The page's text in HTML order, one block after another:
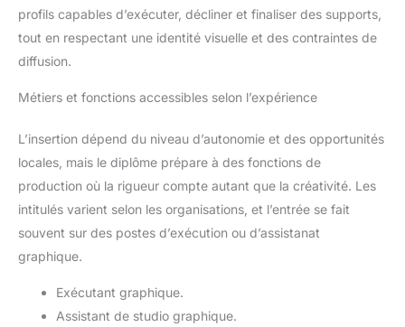
profils capables d’exécuter, décliner et finaliser des supports,
tout en respectant une identité visuelle et des contraintes de
diffusion.
Métiers et fonctions accessibles selon l’expérience
L’insertion dépend du niveau d’autonomie et des opportunités
locales, mais le diplôme prépare à des fonctions de
production où la rigueur compte autant que la créativité. Les
intitulés varient selon les organisations, et l’entrée se fait
souvent sur des postes d’exécution ou d’assistanat
graphique.
Exécutant graphique.
Assistant de studio graphique.